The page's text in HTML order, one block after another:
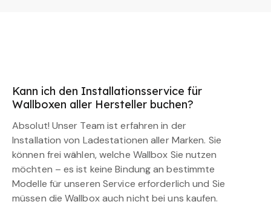
Kann ich den Installationsservice für
Wallboxen aller Hersteller buchen?
Absolut! Unser Team ist erfahren in der
Installation von Ladestationen aller Marken. Sie
können frei wählen, welche Wallbox Sie nutzen
möchten – es ist keine Bindung an bestimmte
Modelle für unseren Service erforderlich und Sie
müssen die Wallbox auch nicht bei uns kaufen.